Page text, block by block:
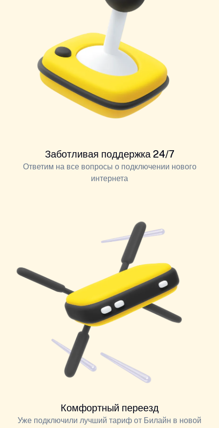
Заботливая поддержка 24/7
Ответим на все вопросы о подключении нового
интернета
Комфортный переезд
Уже подключили лучший тариф от Билайн в новой